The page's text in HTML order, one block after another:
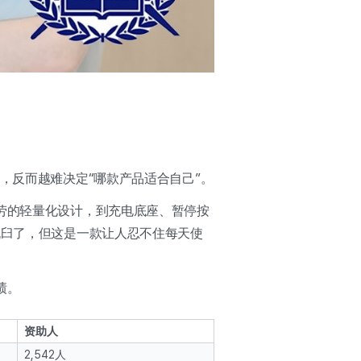
而越难决定“哪款产品适合自己”。
轻量化设计，到充电底座、暂停按
了，但这是一款让人忍不住每天使
资助人
2,542人